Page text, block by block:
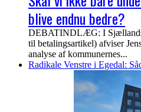
blive endnu bedre?
DEBATINDLÆG: I
til betalingsartikel) afviser
analyse af kommunernes...
Radikale Venstre i Egedal: